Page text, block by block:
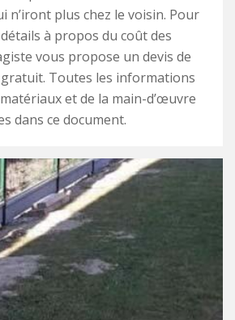
n’iront plus chez le voisin. Pour
à propos du coût des
vous propose un devis de
Toutes les informations
et de la main-d’œuvre
dans ce document.